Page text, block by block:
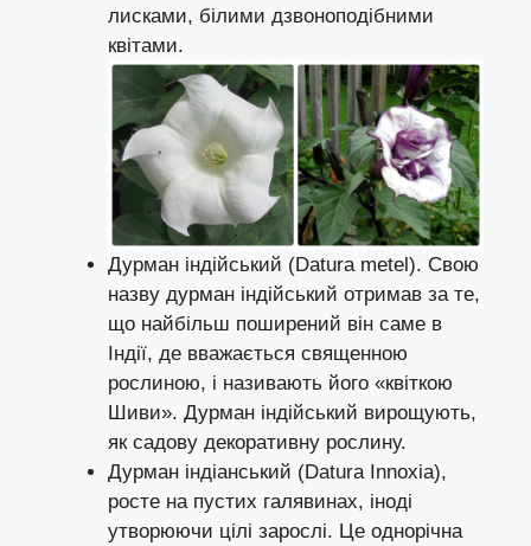
лисками, білими дзвоноподібними
квітами.
Дурман індійський (Datura metel). Свою
назву дурман індійський отримав за те,
що найбільш поширений він саме в
Індії, де вважається священною
рослиною, і називають його «квіткою
Шиви». Дурман індійський вирощують,
як садову декоративну рослину.
Дурман індіанський (Datura Innoxia),
росте на пустих галявинах, іноді
утворюючи цілі зарослі. Це однорічна